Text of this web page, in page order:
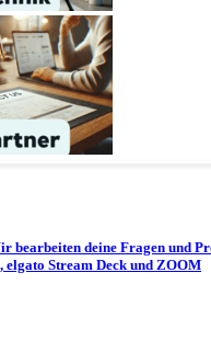
bearbeiten deine Fragen und
Stream Deck und ZOOM